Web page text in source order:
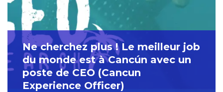
Ne cherchez plus ! Le meilleur job
du monde est à Cancún avec un
poste de CEO (Cancun
Experience Officer)